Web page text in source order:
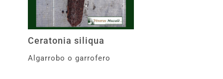
Ceratonia siliqua
Algarrobo o garrofero